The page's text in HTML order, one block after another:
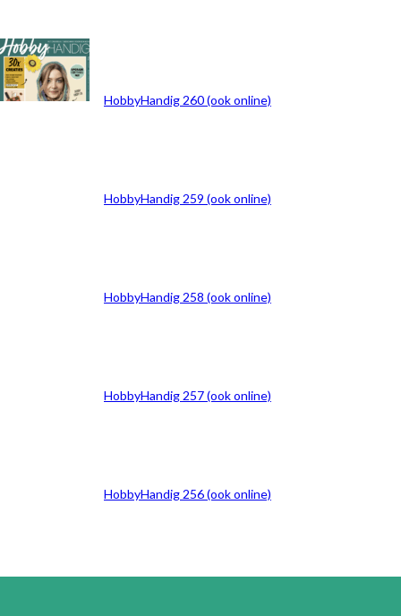
ARCHIEF
HobbyHandig 260 (ook online)
HobbyHandig 259 (ook online)
HobbyHandig 258 (ook online)
HobbyHandig 257 (ook online)
HobbyHandig 256 (ook online)